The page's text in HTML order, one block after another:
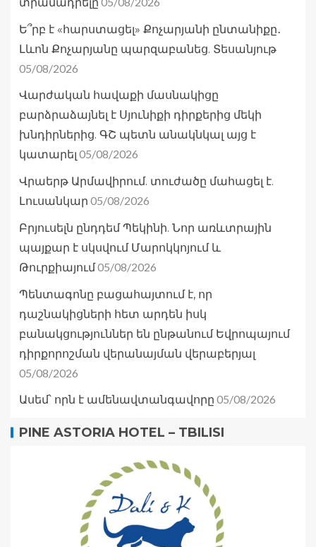
Ե՞րբ է «հարստացել» Քոչարյանի ընտանիքը․
Լևոն Քոչարյանը պարզաբանեց. Տեսանյութ
05/08/2026
Վարժական հավաքի մասնակիցը
բարձրաձայնել է Սյունիքի դիրքերից մեկի
խնդիրներից. ԳՇ պետն անակնկալ այց է
կատարել 05/08/2026
Վրաերթ Արմավիրում. տուժածը մահացել է.
Լուսանկար 05/08/2026
Բրյուսելն ընդդեմ Պեկինի. Նոր առևտրային
պայքար է սկսվում Մարոկկոյում և
Թուրքիայում05/08/2026
Պենտագոնը բացահայտում է, որ
դաշնակիցների հետ արդեն իսկ
բանակցություններ են ընթանում Եվրոպայում
դիրքորոշման վերանայման վերաբերյալ
05/08/2026
Ասեմ՝ որն է ամենավտանգավորը 05/08/2026
PINE ASTORIA HOTEL – TBILISI